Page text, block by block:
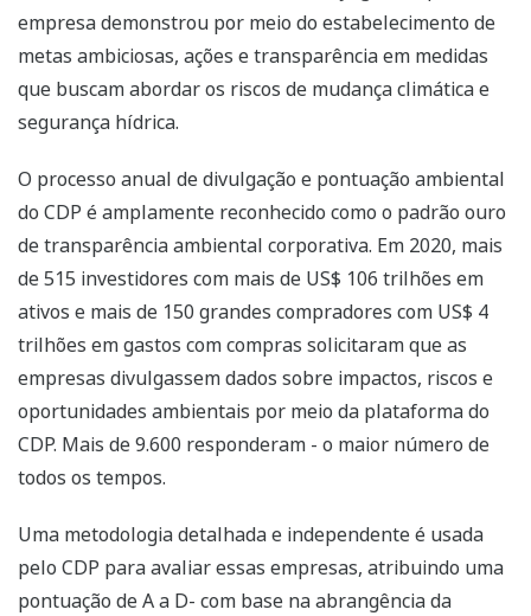
empresa demonstrou por meio do estabelecimento de
metas ambiciosas, ações e transparência em medidas
que buscam abordar os riscos de mudança climática e
segurança hídrica.
O processo anual de divulgação e pontuação ambiental
do CDP é amplamente reconhecido como o padrão ouro
de transparência ambiental corporativa. Em 2020, mais
de 515 investidores com mais de US$ 106 trilhões em
ativos e mais de 150 grandes compradores com US$ 4
trilhões em gastos com compras solicitaram que as
empresas divulgassem dados sobre impactos, riscos e
oportunidades ambientais por meio da plataforma do
CDP. Mais de 9.600 responderam - o maior número de
todos os tempos.
Uma metodologia detalhada e independente é usada
pelo CDP para avaliar essas empresas, atribuindo uma
pontuação de A a D- com base na abrangência da